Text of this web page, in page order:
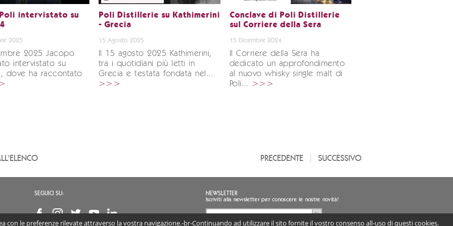
intervistato su
2025
2025 Jacopo
intervistato su
dove ha raccontato
Poli Distillerie su Kathimerini
- Grecia
15 Agosto 2025
Il 15 agosto 2025 Kathimerini,
tra i quotidiani più letti in
Grecia e testata fondata nel...
>>>
Conclave di Poli Distillerie
sul Corriere della Sera
15 Dicembre 2024
Il Corriere della Sera ha
dedicato un approfondimento
al nuovo whisky single malt di
Poli... >>>
SUCCESSIVO
PRECEDENTE
SEGUICI SU: NEWSLETTER
Iscriviti alla newsletter per conoscere le nostre novità!
Acconsento al trattamento dei miei dati personali
le preferenze rilevate attraverso la vostra navigazione.-br-Continuando ad utilizzare il sito fornite il vostro consenso all-uso di questi cookies.